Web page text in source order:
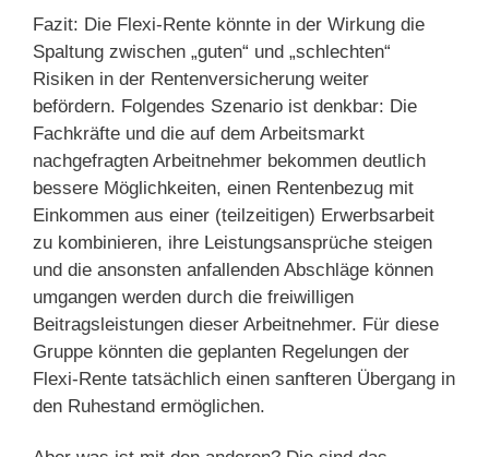
Fazit: Die Flexi-Rente könnte in der Wirkung die
Spaltung zwischen „guten“ und „schlechten“
Risiken in der Rentenversicherung weiter
befördern. Folgendes Szenario ist denkbar: Die
Fachkräfte und die auf dem Arbeitsmarkt
nachgefragten Arbeitnehmer bekommen deutlich
bessere Möglichkeiten, einen Rentenbezug mit
Einkommen aus einer (teilzeitigen) Erwerbsarbeit
zu kombinieren, ihre Leistungsansprüche steigen
und die ansonsten anfallenden Abschläge können
umgangen werden durch die freiwilligen
Beitragsleistungen dieser Arbeitnehmer. Für diese
Gruppe könnten die geplanten Regelungen der
Flexi-Rente tatsächlich einen sanfteren Übergang in
den Ruhestand ermöglichen.